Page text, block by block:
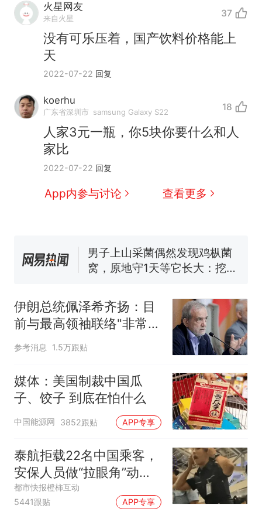
火星网友
来自火星 37
没有可乐压着，国产饮料价格能上
天
2022-07-22 回复
koerhu
广东省深圳市 samsung Galaxy S22 18
人家3元一瓶，你5块你要什么和人
家比
2022-07-22 回复
App内参与讨论 查看更多
制裁瓜子饺子，美国怕什
新 那个在床头放菜刀的女孩，
因老师一句“跟我回家”改写了
人生
费大厨“全国小炒肉大王”称
窝，原地守1天等它长大：挖了
140多朵
美国渔民钓获鲨鱼徒手将其拽
笔试第一被第二名传话劝弃考
官方通报
热 制裁瓜子饺子，美国怕什
么？
伊朗总统佩泽希齐扬：目
前与最高领袖联络"非常困
难"
参考消息 1.5万跟贴
媒体：美国制裁中国瓜
子、饺子 到底在怕什么
中国能源网 3852跟贴 APP专享
泰航拒载22名中国乘客，
安保人员做“拉眼角”动
作，泰国机场最新回应：
拒绝登机决定由航司作
都市快报橙柿互动
5441跟贴
APP专享